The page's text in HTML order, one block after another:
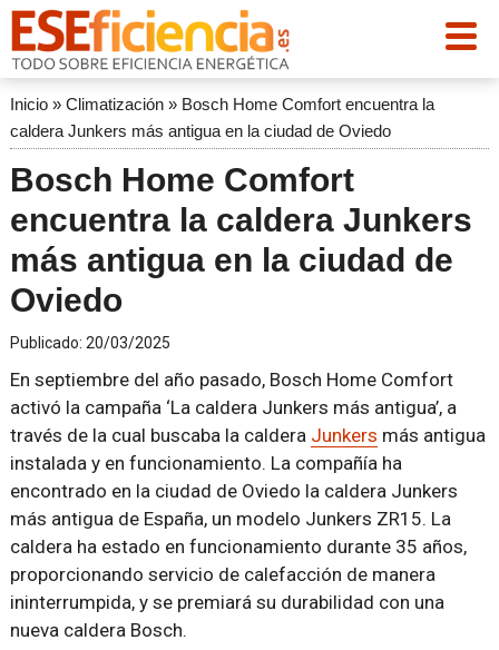
Inicio» Climatización» Bosch Home Comfort encuentra la
caldera Junkers más antigua en la ciudad de Oviedo
Bosch Home Comfort
encuentra la caldera Junkers
más antigua en la ciudad de
Oviedo
Publicado: 20/03/2025
En septiembre del año pasado, Bosch Home Comfort
activó la campaña ‘La caldera Junkers más antigua’, a
través de la cual buscaba la caldera Junkers más antigua
instalada y en funcionamiento. La compañía ha
encontrado en la ciudad de Oviedo la caldera Junkers
más antigua de España, un modelo Junkers ZR15. La
caldera ha estado en funcionamiento durante 35 años,
proporcionando servicio de calefacción de manera
ininterrumpida, y se premiará su durabilidad con una
nueva caldera Bosch.